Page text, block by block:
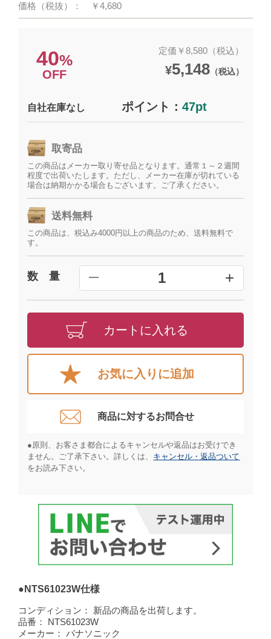
価格（税抜）：
￥4,680
40%
OFF
定価￥8,580（税込）
¥5,148（税込）
自社在庫なし ポイント：47pt
取寄品
この商品はメーカー取り寄せ品となります。通常１～２週間
程度で出荷いたします。ただし、メーカー在庫が切れている
場合は納期かかる場合もございます。ご了承ください。
送料無料
この商品は、税込み4000円以上の商品のため、送料無料で
す。
数 量 ━ 1 +
カートに入れる
お気に入りに追加
商品に対するお問合せ​
●原則、お客さま都合によるキャンセルや返品はお受けでき
ません。ご了承下さい。詳しくは、 キャンセル・返品ついて
をお読み下さい。​
●NTS61023W仕様
コンディション：
新品の商品を出荷します。
品番：
NTS61023W
メーカー：
パナソニック